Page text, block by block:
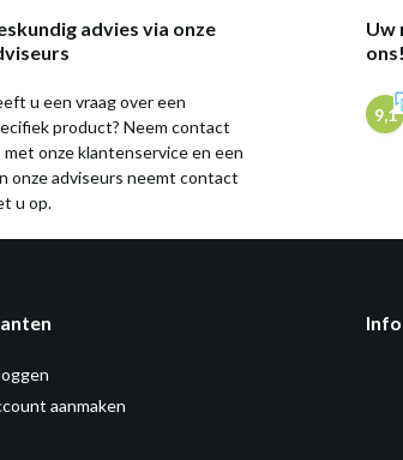
advies via onze
u een vraag over een
product? Neem contact
met onze klantenservice en een
onze adviseurs neemt contact
u op.
Uw
ons!
9,1
aanmaken